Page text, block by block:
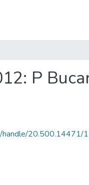
P
handle/20.500.14471/